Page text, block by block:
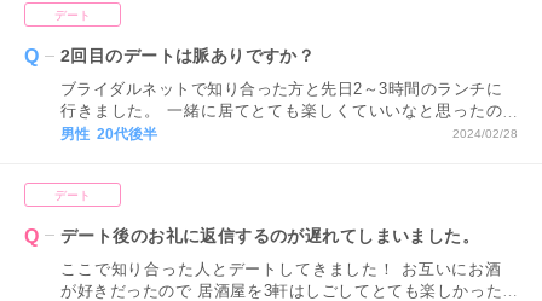
デート
2回目のデートは脈ありですか？
ブライダルネットで知り合った方と先日2～3時間のランチに
行きました。 一緒に居てとても楽しくていいなと思ったの
で、2回目のデートのお誘いをしてみたところOKしてもらい
男性 20代後半 2024/02/28
デート
デート後のお礼に返信するのが遅れてしまいました。
ここで知り合った人とデートしてきました！ お互いにお酒
が好きだったので 居酒屋を3軒はしごしてとても楽しかった